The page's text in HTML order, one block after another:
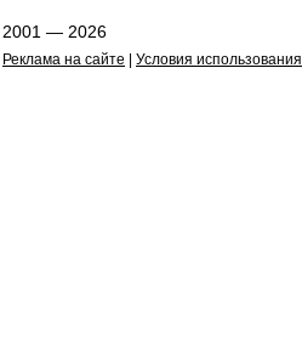
2001 — 2026
Реклама на сайте Условия использования